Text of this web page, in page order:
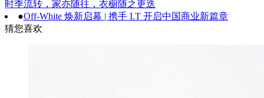
时季流转，家亦随往，衣橱随之更迭
●Off-White 焕新启幕 | 携手 I.T 开启中国商业新篇章
猜您喜欢